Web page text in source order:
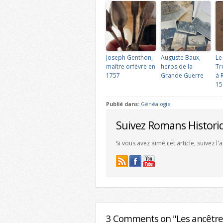
Joseph Genthon,
maître orfèvre en
1757
Auguste Baux,
héros de la
Grande Guerre
à
Publié dans: Généalogie
Suivez Romans
Si vous avez aimé cet article, suivez
3 Comments on "Les